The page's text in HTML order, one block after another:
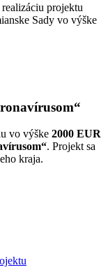
projektu
Sady vo výške
vo výške 2000 EUR
. Projekt sa
kraja.